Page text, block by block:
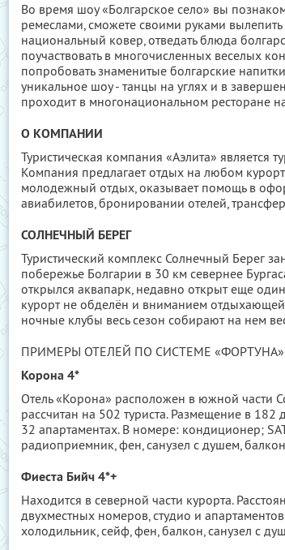
Во время шоу «Болгарское село» вы
ремеслами, сможете своими руками вылепить
национальный ковер, отведать блюда
поучаствовать в многочисленных веселых
попробовать знаменитые болгарские
уникальное шоу - танцы на углях и в
проходит в многонациональном ресторане
О КОМПАНИИ
Туристическая компания «Аэлита» является
Компания предлагает отдых на любом
молодежный отдых, оказывает помощь в
авиабилетов, бронировании отелей,
СОЛНЕЧНЫЙ БЕРЕГ
Туристический комплекс Солнечный Берег
побережье Болгарии в 30 км севернее
открылся аквапарк, недавно открыт еще
курорт не обделён и вниманием
ночные клубы весь сезон собирают на нем
ПРИМЕРЫ ОТЕЛЕЙ ПО СИСТЕМЕ
Корона 4*
Отель «Корона» расположен в южной части
рассчитан на 502 туриста. Размещение в
32 апартаментах. В номере: кондиционер;
радиоприемник, фен, санузел с душем,
Фиеста Бийч 4*+
Находится в северной части курорта.
двухместных номеров, студио и
холодильник, сейф, фен, балкон, санузел с